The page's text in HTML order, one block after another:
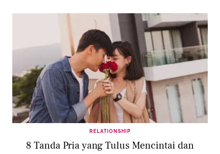
RELATIONSHIP
8 Tanda Pria yang Tulus Mencintai dan